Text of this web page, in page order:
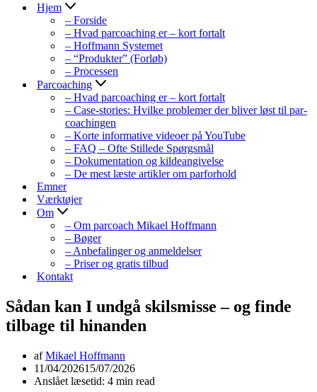
Hjem
– Forside
– Hvad parcoaching er – kort fortalt
– Hoffmann Systemet
– “Produkter” (Forløb)
– Processen
Parcoaching
– Hvad parcoaching er – kort fortalt
– Case-stories: Hvilke problemer der bliver løst til par-
coachingen
– Korte informative videoer på YouTube
– FAQ – Ofte Stillede Spørgsmål
– Dokumentation og kildeangivelse
– De mest læste artikler om parforhold
Emner
Værktøjer
Om
– Om parcoach Mikael Hoffmann
– Bøger
– Anbefalinger og anmeldelser
– Priser og gratis tilbud
Kontakt
Sådan kan I undgå skilsmisse – og finde
tilbage til hinanden
afMikael Hoffmann
11/04/202615/07/2026
Anslået læsetid: 4 min read